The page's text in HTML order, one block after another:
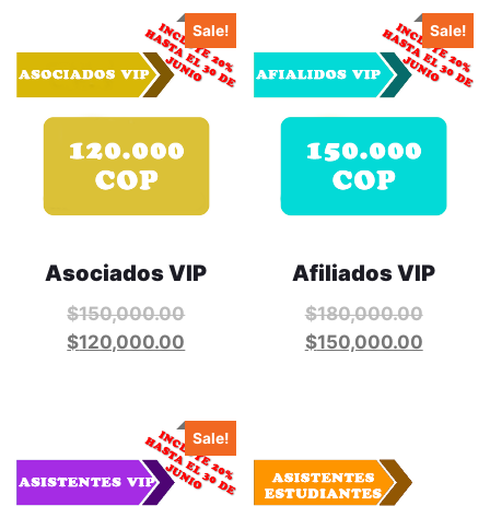
Sale!
Asociados VIP
$150,000.00
$120,000.00
Sale!
Afiliados VIP
$180,000.00
$150,000.00
Sale!